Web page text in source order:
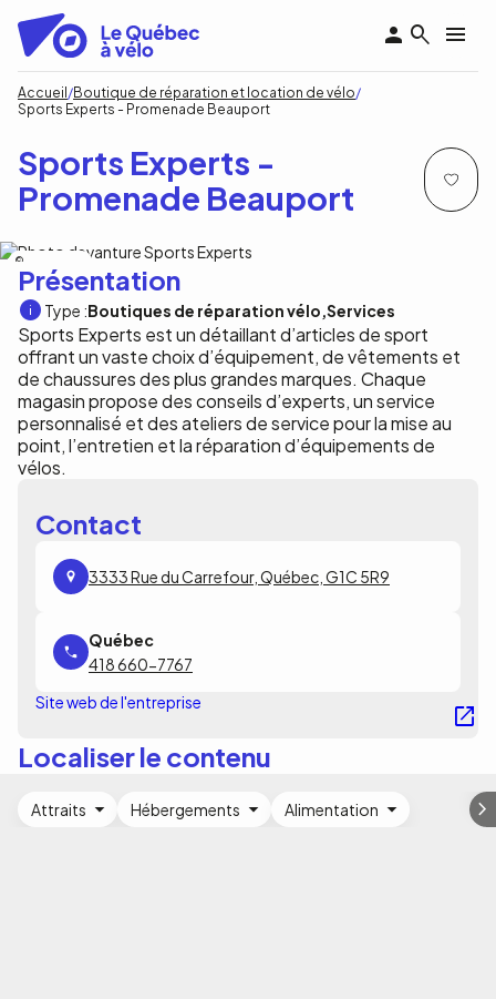
contenu
principal
Fil
Accueil
Boutique de réparation et location de vélo
Sports Experts - Promenade Beauport
Sports Experts -
Promenade Beauport
Présentation
Type :Boutiques de réparation vélo Services
Sports Experts est un détaillant d’articles de sport
offrant un vaste choix d’équipement, de vêtements et
de chaussures des plus grandes marques. Chaque
magasin propose des conseils d’experts, un service
personnalisé et des ateliers de service pour la mise au
point, l’entretien et la réparation d’équipements de
vélos.
Contact
3333 Rue du Carrefour, Québec, G1C 5R9
418 660-7767
Site web de l'entreprise
Localiser le contenu
Attraits Hébergements Alimentation